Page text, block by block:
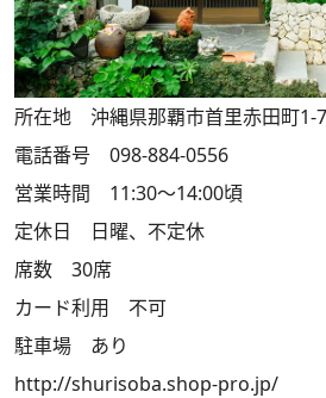
所在地 沖縄県那覇市首里赤田町1-7
電話番号 098-884-0556
営業時間 11:30～14:00頃
定休日 日曜、不定休
席数 30席
カード利用 不可
駐車場 あり
http://shurisoba.shop-pro.jp/